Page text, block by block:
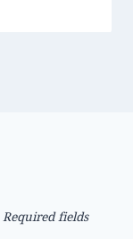
Required fields